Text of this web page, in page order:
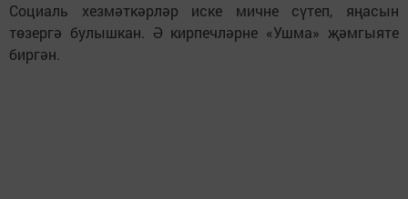
Социаль хезмәткәрләр иске мичне сүтеп, яңасын
төзергә булышкан. Ә кирпечләрне «Ушма» җәмгыяте
биргән.